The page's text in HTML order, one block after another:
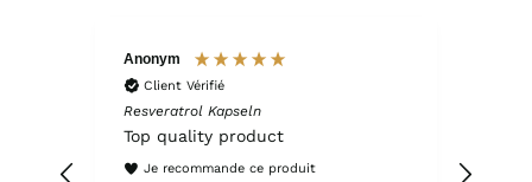
Anonym
Client Vérifié
Resveratrol Kapseln
Top quality product
Je recommande ce produit